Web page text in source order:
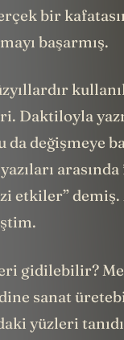
bir
başarmış.
Daktiloyla
da değişmeye
etkiler” demiş.
gidilebilir?
sanat
yüzleri